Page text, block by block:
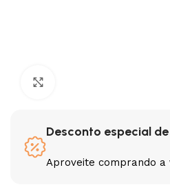
3L
Desconto especial de
Aproveite comprando a